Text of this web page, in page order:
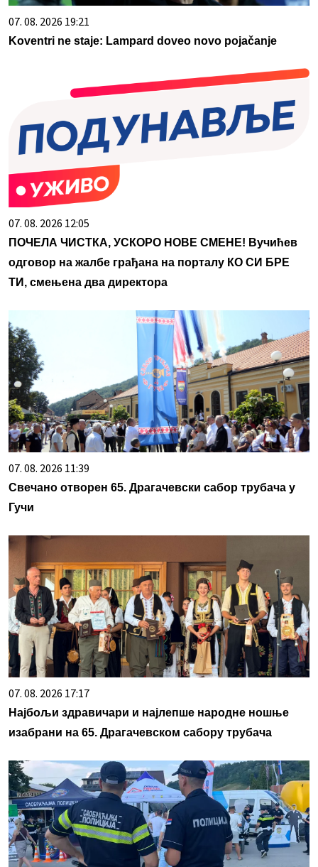
07. 08. 2026 19:21
Koventri ne staje: Lampard doveo novo pojačanje
07. 08. 2026 12:05
ПОЧЕЛА ЧИСТКА, УСКОРО НОВЕ СМЕНЕ! Вучићев
одговор на жалбе грађана на порталу КО СИ БРЕ
ТИ, смењена два директора
07. 08. 2026 11:39
Свечано отворен 65. Драгачевски сабор трубача у
Гучи
07. 08. 2026 17:17
Најбољи здравичари и најлепше народне ношње
изабрани на 65. Драгачевском сабору трубача